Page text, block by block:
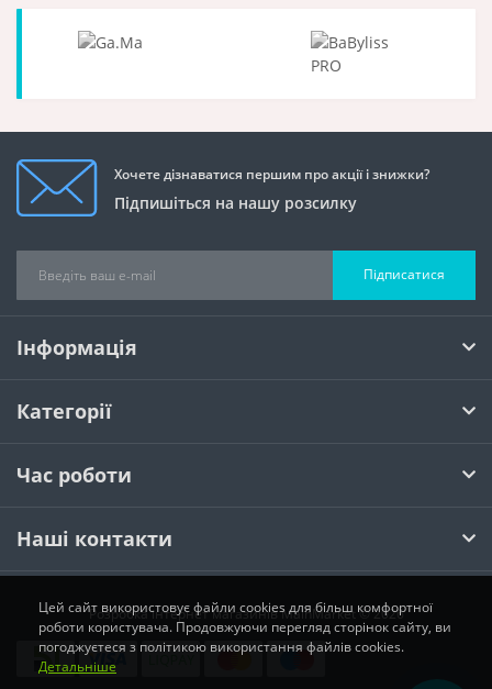
Хочете дізнаватися першим про акції і знижки?
Підпишіться на нашу розсилку
Підписатися
Інформація
Категорії
Час роботи
Наші контакти
Розробка інтернет магазинівMainMarket © 2026
Цей сайт використовує файли cookies для більш комфортної
роботи користувача. Продовжуючи перегляд сторінок сайту, ви
погоджуєтеся з політикою використання файлів cookies.
Детальніше